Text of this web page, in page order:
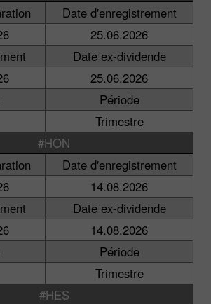
Date d'enregistrement
25.06.2026
Date ex-dividende
25.06.2026
Période
Trimestre
#HON
Date d'enregistrement
14.08.2026
Date ex-dividende
14.08.2026
Période
Trimestre
#HES